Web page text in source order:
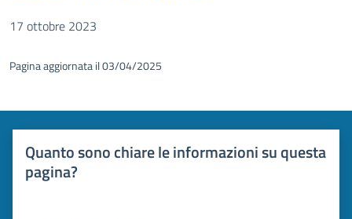
17 ottobre 2023
Pagina aggiornata il 03/04/2025
Quanto sono chiare le informazioni su questa
pagina?